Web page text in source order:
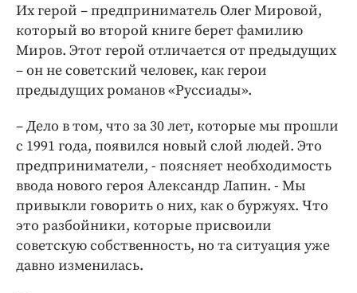
Их герой – предприниматель Олег Мировой,
который во второй книге берет фамилию
Миров. Этот герой отличается от предыдущих
– он не советский человек, как герои
предыдущих романов «Руссиады».
– Дело в том, что за 30 лет, которые мы прошли
с 1991 года, появился новый слой людей. Это
предприниматели, - поясняет необходимость
ввода нового героя Александр Лапин. - Мы
привыкли говорить о них, как о буржуях. Что
это разбойники, которые присвоили
советскую собственность, но та ситуация уже
давно изменилась.